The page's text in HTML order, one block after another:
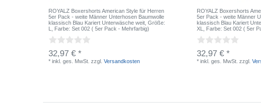
ROYALZ Boxershorts American Style für Herren
5er Pack - weite Männer Unterhosen Baumwolle
klassisch Blau Kariert Unterwäsche weit , Größe:
L
, Farbe: Set 002 ( 5er Pack - Mehrfarbig)
32,97 € *
*inkl. ges. MwSt. zzgl.Versandkosten
ROYALZ Boxershorts
5er Pack - weite Männer
klassisch Blau Kariert
XL
, Farbe: Set 002 ( 5er
32,97 € *
*inkl. ges. MwSt. zzgl.